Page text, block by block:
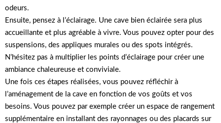
odeurs.
Ensuite, pensez à l’éclairage. Une cave bien éclairée sera plus
accueillante et plus agréable à vivre. Vous pouvez opter pour des
suspensions, des appliques murales ou des spots intégrés.
N’hésitez pas à multiplier les points d’éclairage pour créer une
ambiance chaleureuse et conviviale.
Une fois ces étapes réalisées, vous pouvez réfléchir à
l’aménagement de la cave en fonction de vos goûts et vos
besoins. Vous pouvez par exemple créer un espace de rangement
supplémentaire en installant des rayonnages ou des placards sur